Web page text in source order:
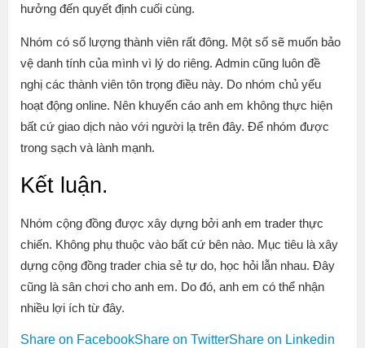
hưởng đến quyết định cuối cùng.
Nhóm có số lượng thành viên rất đông. Một số sẽ muốn bảo
vệ danh tính của mình vì lý do riêng. Admin cũng luôn đề
nghị các thành viên tôn trọng điều này. Do nhóm chủ yếu
hoạt động online. Nên khuyến cáo anh em không thực hiện
bất cứ giao dịch nào với người lạ trên đây. Để nhóm được
trong sạch và lành mạnh.
Kết luận.
Nhóm cộng đồng được xây dựng bởi anh em trader thực
chiến. Không phụ thuộc vào bất cứ bên nào. Mục tiêu là xây
dựng cộng đồng trader chia sẻ tự do, học hỏi lẫn nhau. Đây
cũng là sân chơi cho anh em. Do đó, anh em có thể nhận
nhiều lợi ích từ đây.
Share on FacebookShare on TwitterShare on Linkedin